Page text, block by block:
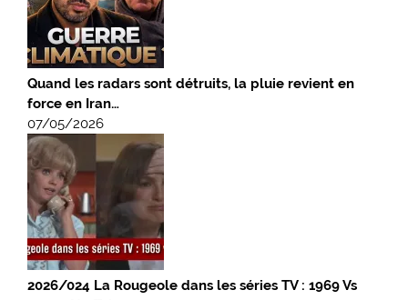
Quand les radars sont détruits, la pluie revient en
force en Iran…
07/05/2026
2026/024 La Rougeole dans les séries TV : 1969 Vs